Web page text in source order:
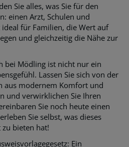
Sie alles, was Sie für den
einen Arzt, Schulen und
für Familien, die Wert auf
und gleichzeitig die Nähe zur
bei Mödling ist nicht nur ein
Lassen Sie sich von der
aus modernem Komfort und
und verwirklichen Sie Ihren
Sie noch heute einen
Sie selbst, was dieses
bieten hat!
Ein